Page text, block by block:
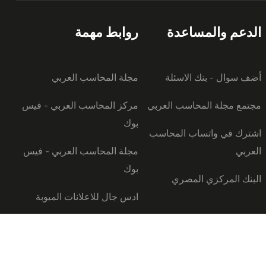
الدعم والمساعدة
أضف سوال - بنك الاسئلة
مجتمع مجلة المحاسب العربي
اشترك في واتساب المحاسب
العربي
البنك المركزي المصري
روابط مهمة
مجلة المحاسب العربي
مركز المحاسب العربي - فيس
بوك
مجلة المحاسب العربي - فيس
بوك
ادس جال للاعلانات المبوبة